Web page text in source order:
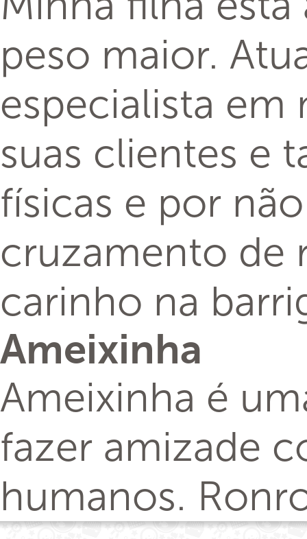
peso maior.
especialista em
suas clientes e
físicas e por
cruzamento de
carinho na
Ameixinha
Ameixinha é
fazer amizade
humanos.